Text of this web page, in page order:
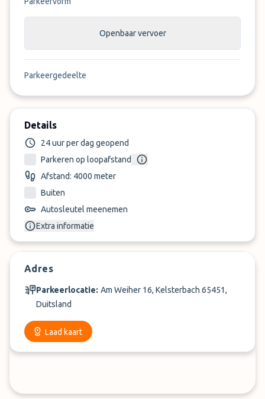
Openbaar vervoer
Parkeergedeelte
Details
24 uur per dag geopend
Parkeren op loopafstand
Afstand: 4000 meter
Buiten
Autosleutel meenemen
Extra informatie
Adres
Parkeerlocatie: Am Weiher 16, Kelsterbach 65451,
Duitsland
Laad kaart